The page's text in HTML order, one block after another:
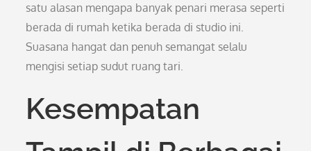
satu alasan mengapa banyak penari merasa seperti
berada di rumah ketika berada di studio ini.
Suasana hangat dan penuh semangat selalu
mengisi setiap sudut ruang tari.
Kesempatan